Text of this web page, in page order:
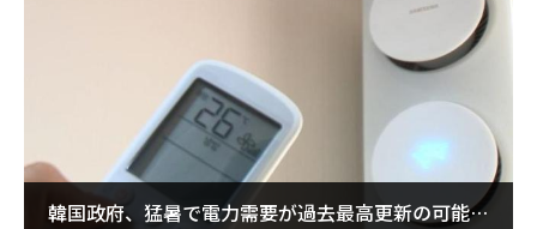
韓国政府、猛暑で電力需要が過去最高更新の可能性